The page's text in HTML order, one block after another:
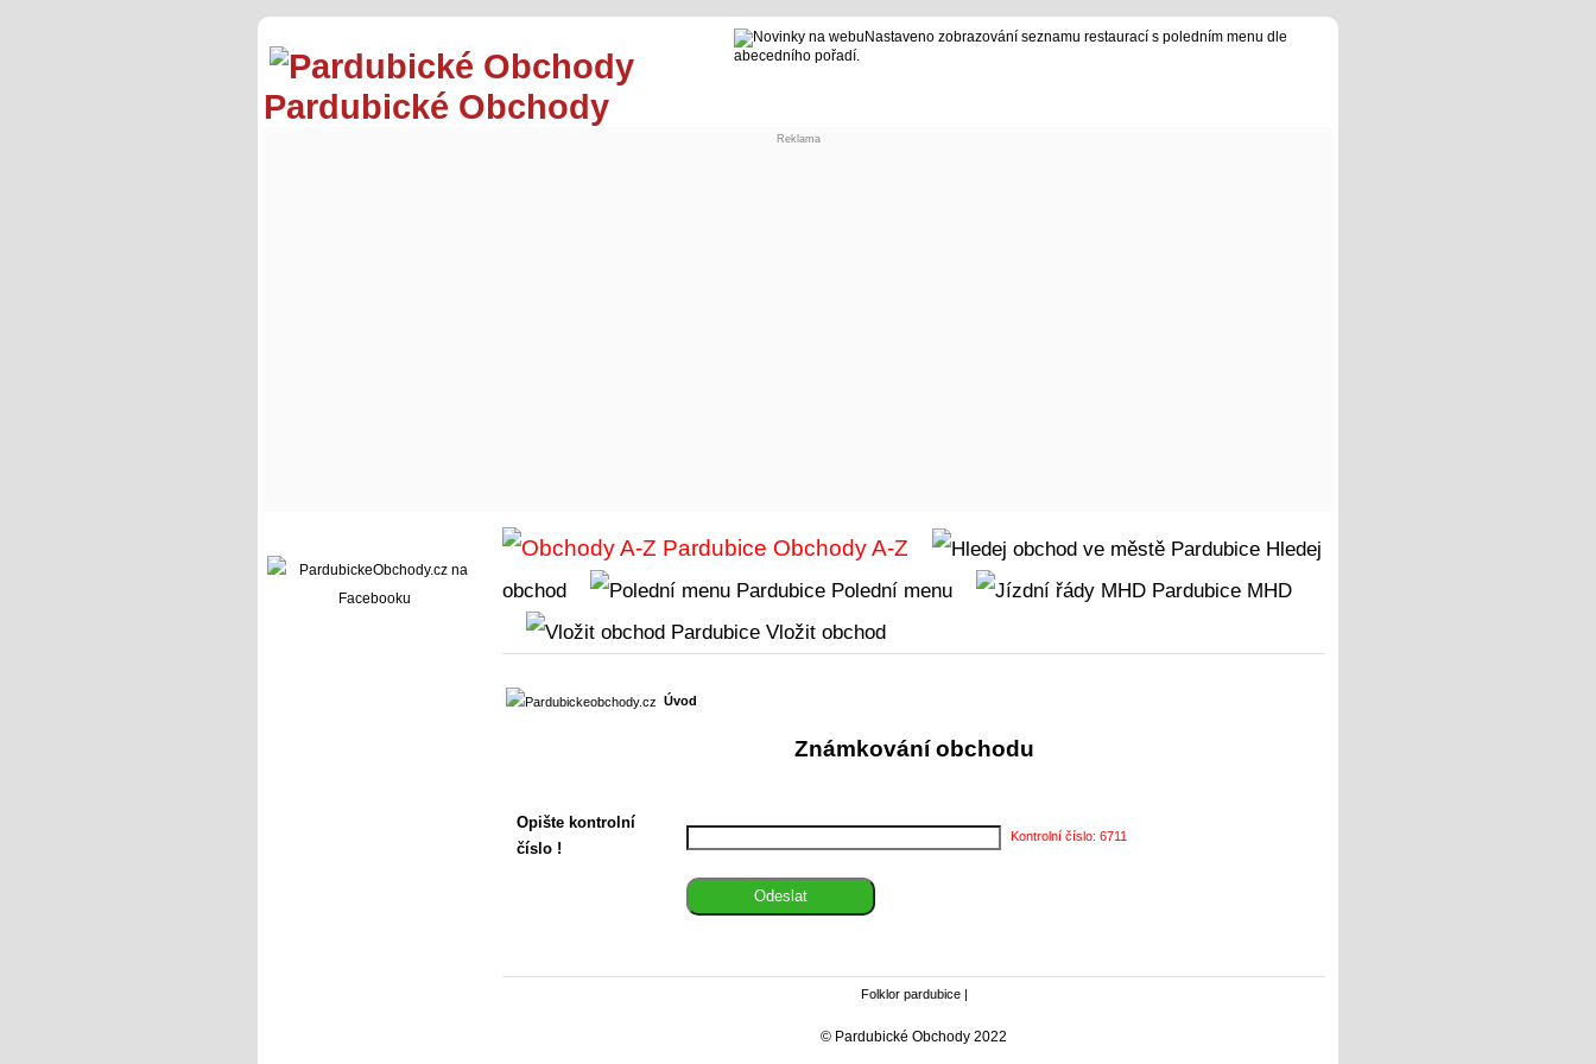
Pardubické Obchody
Nastaveno zobrazování seznamu restaurací s poledním menu dle
abecedního pořadí.
Reklama
Obchody A-Z
Hledej
obchod
Polední menu
MHD
Vložit obchod
Úvod
Známkování obchodu
Opište kontrolní
číslo !
Kontrolní číslo: 6711
Folklor pardubice|
© Pardubické Obchody 2022